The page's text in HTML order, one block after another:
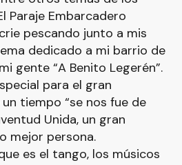
Paraje Embarcadero
pescando junto a mis
dedicado a mi barrio de
gente “A Benito Legerén”.
para el gran
tiempo “se nos fue de
Unida, un gran
mejor persona.
es el tango, los músicos